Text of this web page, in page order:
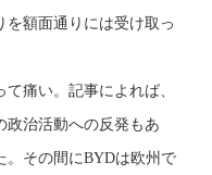
を額面通りには受け取っ
痛い。記事によれば、
政治活動への反発もあ
。その間にBYDは欧州で